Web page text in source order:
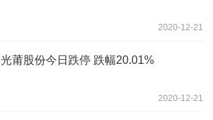
2020-12-21
光莆股份今日跌停 跌幅20.01%
2020-12-21